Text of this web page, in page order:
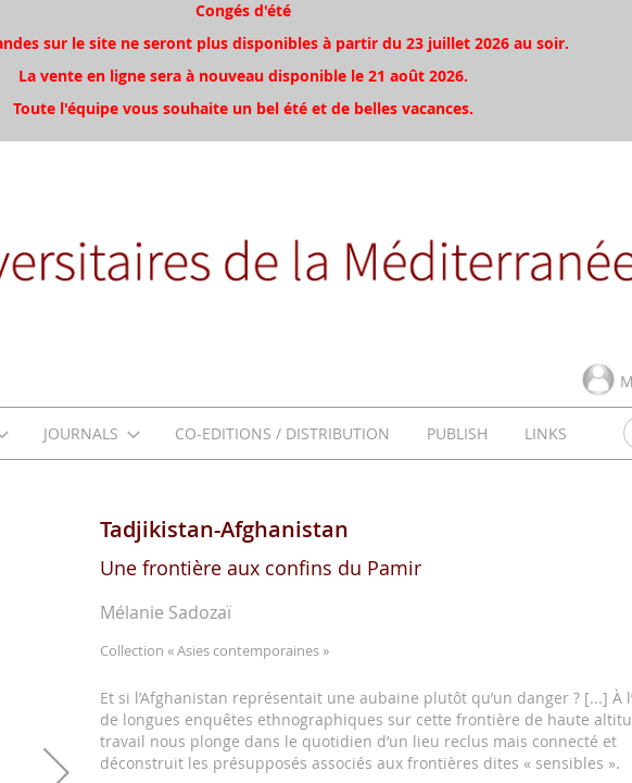
Congés d'été
sur le site ne seront plus disponibles à partir du 23 juillet 2026 au soir.
La vente en ligne sera à nouveau disponible le 21 août 2026.
Toute l'équipe vous souhaite un bel été et de belles vacances.
JOURNALS CO-EDITIONS / DISTRIBUTION PUBLISH
LINKS
Tadjikistan-Afghanistan
Une frontière aux confins du Pamir
Mélanie Sadozaï
Collection « Asies contemporaines »
Et si l’Afghanistan représentait une aubaine plutôt qu’un danger ? [...] À
de longues enquêtes ethnographiques sur cette frontière de haute
travail nous plonge dans le quotidien d’un lieu reclus mais connecté et
déconstruit les présupposés associés aux frontières dites « sensibles ».